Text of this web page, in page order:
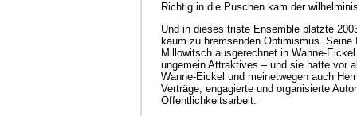
Richtig in die Puschen kam der
Und in dieses triste Ensemble platzte
kaum zu bremsenden Optimismus.
Millowitsch ausgerechnet in Wanne-
ungemein Attraktives – und sie hatte vor
Wanne-Eickel und meinetwegen auch
Verträge, engagierte und organisierte
Öffentlichkeitsarbeit.